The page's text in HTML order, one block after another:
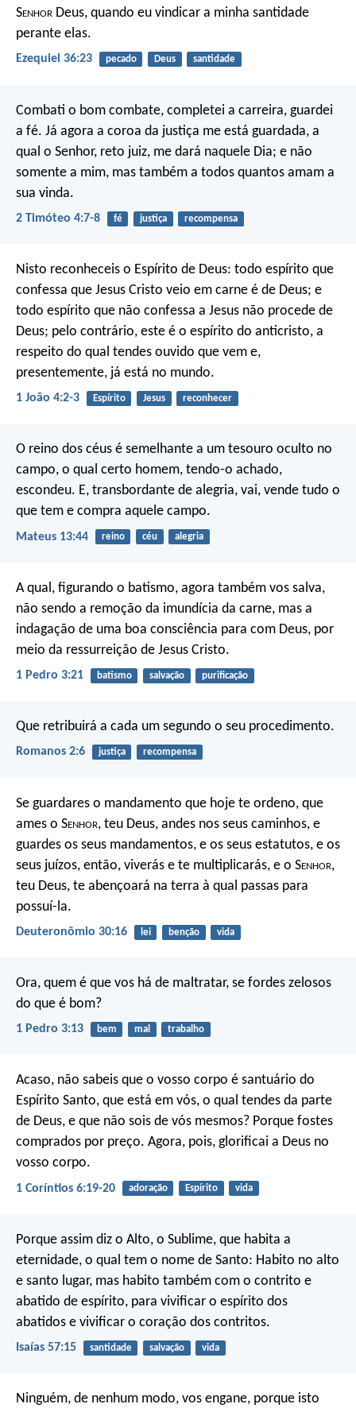
Senhor Deus, quando eu vindicar a minha santidade
perante elas.
Ezequiel 36:23 pecado Deus santidade
Combati o bom combate, completei a carreira, guardei
a fé. Já agora a coroa da justiça me está guardada, a
qual o Senhor, reto juiz, me dará naquele Dia; e não
somente a mim, mas também a todos quantos amam a
sua vinda.
2 Timóteo 4:7-8 fé justiça recompensa
Nisto reconheceis o Espírito de Deus: todo espírito que
confessa que Jesus Cristo veio em carne é de Deus; e
todo espírito que não confessa a Jesus não procede de
Deus; pelo contrário, este é o espírito do anticristo, a
respeito do qual tendes ouvido que vem e,
presentemente, já está no mundo.
1 João 4:2-3 Espírito Jesus reconhecer
O reino dos céus é semelhante a um tesouro oculto no
campo, o qual certo homem, tendo-o achado,
escondeu. E, transbordante de alegria, vai, vende tudo o
que tem e compra aquele campo.
Mateus 13:44 reino céu alegria
A qual, figurando o batismo, agora também vos salva,
não sendo a remoção da imundícia da carne, mas a
indagação de uma boa consciência para com Deus, por
meio da ressurreição de Jesus Cristo.
1 Pedro 3:21 batismo salvação purificação
Que retribuirá a cada um segundo o seu procedimento.
Romanos 2:6 justiça recompensa
Se guardares o mandamento que hoje te ordeno, que
ames o Senhor, teu Deus, andes nos seus caminhos, e
guardes os seus mandamentos, e os seus estatutos, e os
seus juízos, então, viverás e te multiplicarás, e o Senhor,
teu Deus, te abençoará na terra à qual passas para
possuí-la.
Deuteronômio 30:16 lei benção vida
Ora, quem é que vos há de maltratar, se fordes zelosos
do que é bom?
1 Pedro 3:13 bem mal trabalho
Acaso, não sabeis que o vosso corpo é santuário do
Espírito Santo, que está em vós, o qual tendes da parte
de Deus, e que não sois de vós mesmos? Porque fostes
comprados por preço. Agora, pois, glorificai a Deus no
vosso corpo.
1 Coríntios 6:19-20 adoração Espírito vida
Porque assim diz o Alto, o Sublime, que habita a
eternidade, o qual tem o nome de Santo: Habito no alto
e santo lugar, mas habito também com o contrito e
abatido de espírito, para vivificar o espírito dos
abatidos e vivificar o coração dos contritos.
Isaías 57:15 santidade salvação vida
Ninguém, de nenhum modo, vos engane, porque isto